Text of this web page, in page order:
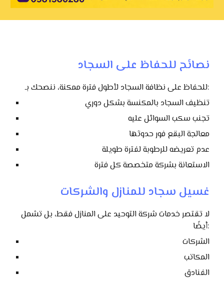
نصائح للحفاظ على السجاد
للحفاظ على نظافة السجاد لأطول فترة ممكنة، ننصحك بـ:
تنظيف السجاد بالمكنسة بشكل دوري
تجنب سكب السوائل عليه
معالجة البقع فور حدوثها
عدم تعريضه للرطوبة لفترة طويلة
الاستعانة بشركة متخصصة كل فترة
غسيل سجاد للمنازل والشركات
لا تقتصر خدمات شركة التوحيد على المنازل فقط، بل تشمل
أيضًا:
الشركات
المكاتب
الفنادق